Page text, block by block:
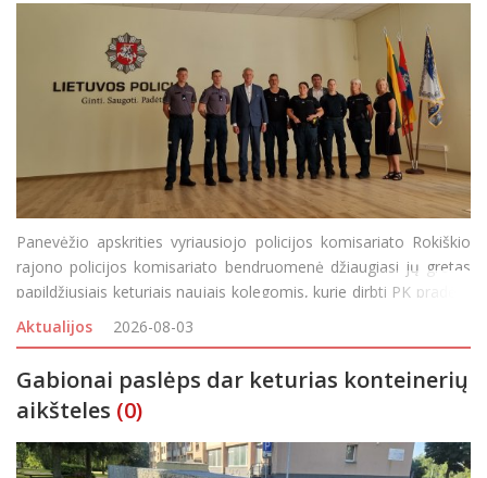
Panevėžio apskrities vyriausiojo policijos komisariato Rokiškio
rajono policijos komisariato bendruomenė džiaugiasi jų gretas
papildžiusiais keturiais naujais kolegomis, kurie dirbti PK pradėjo
baigę mokslus pasinaudoję Rokiškio rajono savivaldybės
pareigūnų skatinimo programa –
Aktualijos 2026-08-03
Gabionai paslėps dar keturias konteinerių
aikšteles (0)